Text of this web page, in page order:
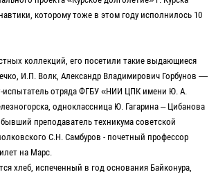
которому тоже в этом году исполнилось 10
коллекций, его посетили такие выдающиеся
И.П. Волк, Александр Владимирович Горбунов —
испытатель отряда ФГБУ «НИИ ЦПК имени Ю. А.
одноклассница Ю. Гагарина – Цибанова
преподаватель техникума советской
С.Н. Самбуров - почетный профессор
на Марс.
хлеб, испеченный в год основания Байконура,